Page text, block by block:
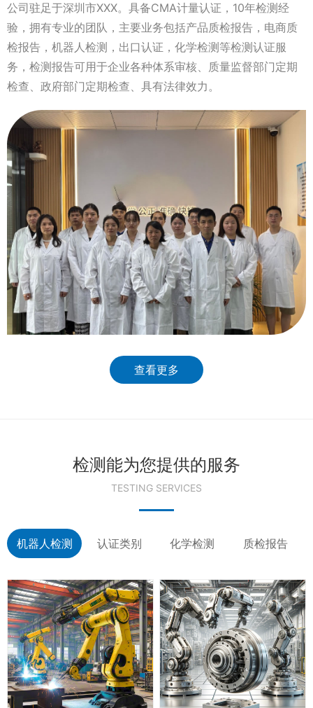
公司驻足于深圳市XXX。具备CMA计量认证，10年检测经
验，拥有专业的团队，主要业务包括产品质检报告，电商质
检报告，机器人检测，出口认证，化学检测等检测认证服
务，检测报告可用于企业各种体系审核、质量监督部门定期
检查、政府部门定期检查、具有法律效力。
查看更多
检测能为您提供的服务
TESTING SERVICES
机器人检测 认证类别 化学检测 质检报告